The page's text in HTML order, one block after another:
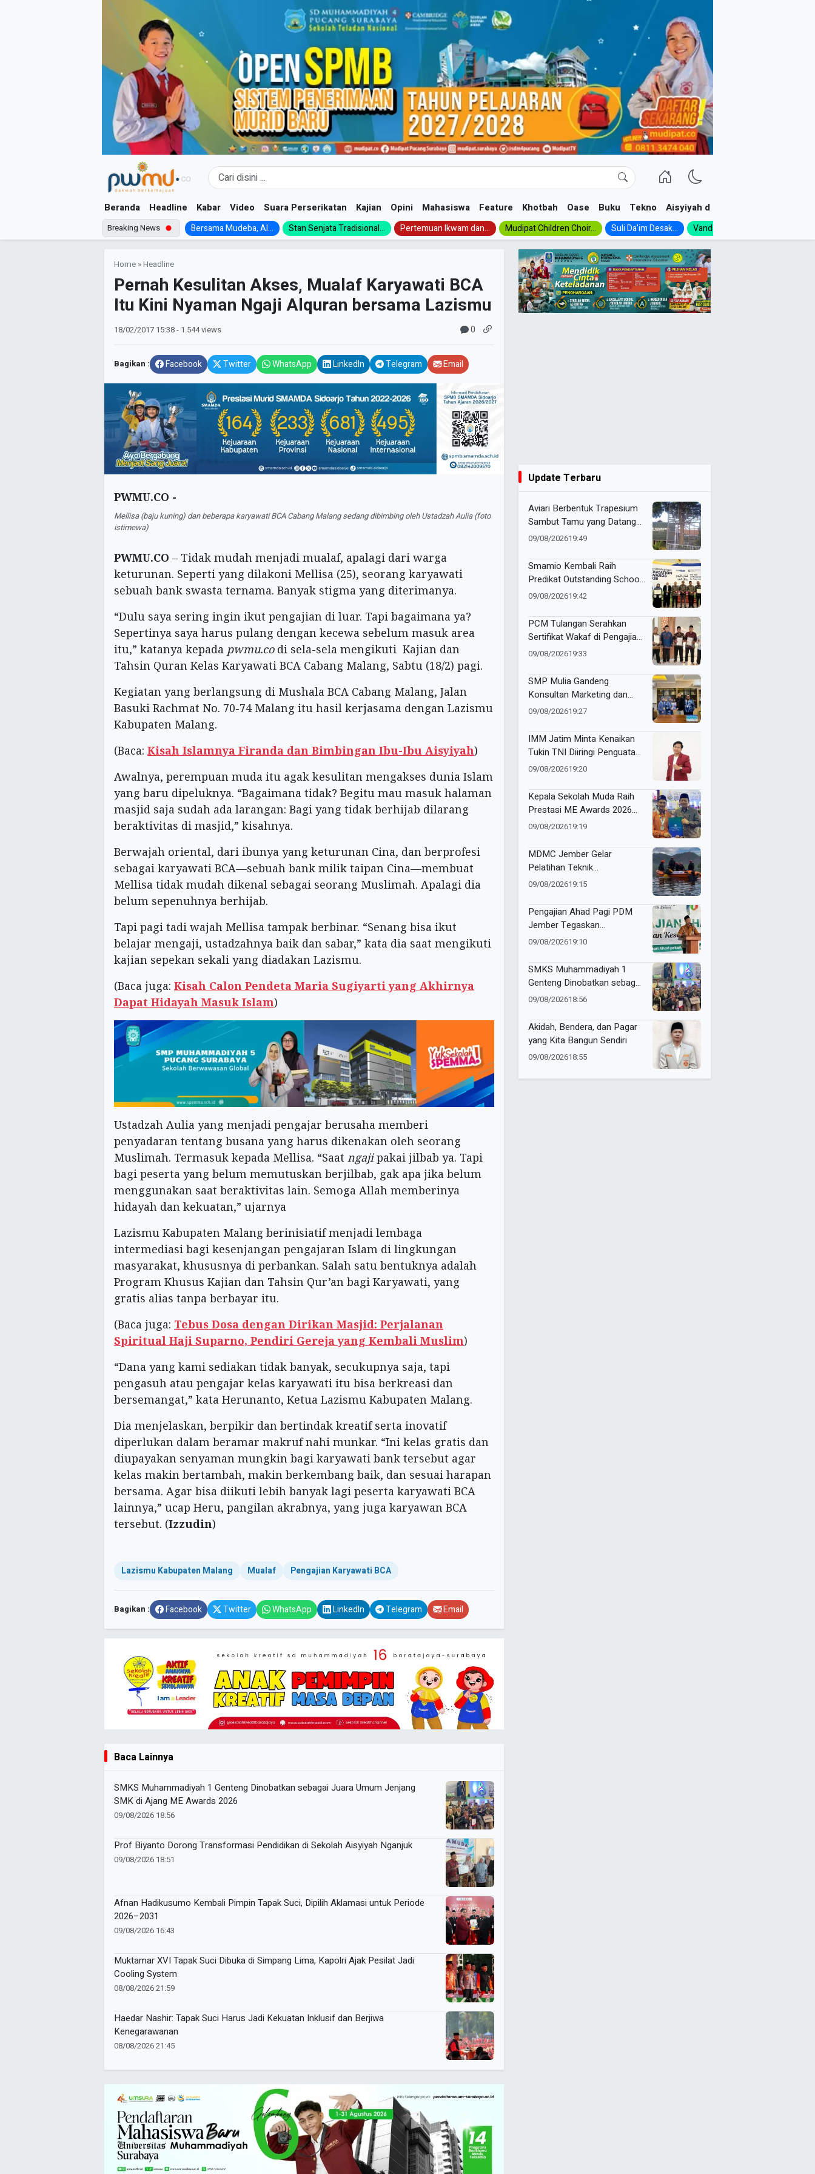
Beranda Headline Kabar Video Suara Perserikatan Kajian Opini Mahasiswa Feature Khotbah Oase Buku Tekno Aisyiyah dan NA
Breaking News Bersama Mudeba, Al... Stan Senjata Tradisional... Pertemuan Ikwam dan... Mudipat Children Choir... Suli Da’im Desak... Vanda, Siswa SMK...
Home »Headline
Pernah Kesulitan Akses, Mualaf Karyawati BCA
Itu Kini Nyaman Ngaji Alquran bersama Lazismu
18/02/2017 15:38- 1.544 views 0
Bagikan : Facebook Twitter WhatsApp LinkedIn Telegram Email
PWMU.CO -
Mellisa (baju kuning) dan beberapa karyawati BCA Cabang Malang sedang dibimbing oleh Ustadzah Aulia (foto
istimewa)
PWMU.CO – Tidak mudah menjadi mualaf, apalagi dari warga
keturunan. Seperti yang dilakoni Mellisa (25), seorang karyawati
sebuah bank swasta ternama. Banyak stigma yang diterimanya.
“Dulu saya sering ingin ikut pengajian di luar. Tapi bagaimana ya?
Sepertinya saya harus pulang dengan kecewa sebelum masuk area
itu,” katanya kepada pwmu.codi sela-sela mengikuti Kajian dan
Tahsin Quran Kelas Karyawati BCA Cabang Malang, Sabtu (18/2) pagi.
Kegiatan yang berlangsung di Mushala BCA Cabang Malang, Jalan
Basuki Rachmat No. 70-74 Malang itu hasil kerjasama dengan Lazismu
Kabupaten Malang.
(Baca: Kisah Islamnya Firanda dan Bimbingan Ibu-Ibu Aisyiyah)
Awalnya, perempuan muda itu agak kesulitan mengakses dunia Islam
yang baru dipeluknya. “Bagaimana tidak? Begitu mau masuk halaman
masjid saja sudah ada larangan: Bagi yang tidak berhijab dilarang
beraktivitas di masjid,” kisahnya.
Berwajah oriental, dari ibunya yang keturunan Cina, dan berprofesi
sebagai karyawati BCA—sebuah bank milik taipan Cina—membuat
Mellisa tidak mudah dikenal sebagai seorang Muslimah. Apalagi dia
belum sepenuhnya berhijab.
Tapi pagi tadi wajah Mellisa tampak berbinar. “Senang bisa ikut
belajar mengaji, ustadzahnya baik dan sabar,” kata dia saat mengikuti
kajian sepekan sekali yang diadakan Lazismu.
(Baca juga: Kisah Calon Pendeta Maria Sugiyarti yang Akhirnya
Dapat Hidayah Masuk Islam)
Ustadzah Aulia yang menjadi pengajar berusaha memberi
penyadaran tentang busana yang harus dikenakan oleh seorang
Muslimah. Termasuk kepada Mellisa. “Saat ngajipakai jilbab ya. Tapi
bagi peserta yang belum memutuskan berjilbab, gak apa jika belum
menggunakan saat beraktivitas lain. Semoga Allah memberinya
hidayah dan kekuatan,” ujarnya
Lazismu Kabupaten Malang berinisiatif menjadi lembaga
intermediasi bagi kesenjangan pengajaran Islam di lingkungan
masyarakat, khususnya di perbankan. Salah satu bentuknya adalah
Program Khusus Kajian dan Tahsin Qur’an bagi Karyawati, yang
gratis alias tanpa berbayar itu.
(Baca juga: Tebus Dosa dengan Dirikan Masjid: Perjalanan
Spiritual Haji Suparno, Pendiri Gereja yang Kembali Muslim)
“Dana yang kami sediakan tidak banyak, secukupnya saja, tapi
pengasuh atau pengajar kelas karyawati itu bisa berkreasi dan
bersemangat,” kata Herunanto, Ketua Lazismu Kabupaten Malang.
Dia menjelaskan, berpikir dan bertindak kreatif serta inovatif
diperlukan dalam beramar makruf nahi munkar. “Ini kelas gratis dan
diupayakan senyaman mungkin bagi karyawati bank tersebut agar
kelas makin bertambah, makin berkembang baik, dan sesuai harapan
bersama. Agar bisa diikuti lebih banyak lagi peserta karyawati BCA
lainnya,” ucap Heru, pangilan akrabnya, yang juga karyawan BCA
tersebut. (Izzudin)
Lazismu Kabupaten Malang Mualaf Pengajian Karyawati BCA
Bagikan : Facebook Twitter WhatsApp LinkedIn Telegram Email
Baca Lainnya
SMKS Muhammadiyah 1 Genteng Dinobatkan sebagai Juara Umum Jenjang
SMK di Ajang ME Awards 2026
09/08/2026 18:56
Prof Biyanto Dorong Transformasi Pendidikan di Sekolah Aisyiyah Nganjuk
09/08/2026 18:51
Afnan Hadikusumo Kembali Pimpin Tapak Suci, Dipilih Aklamasi untuk Periode
2026–2031
09/08/2026 16:43
Muktamar XVI Tapak Suci Dibuka di Simpang Lima, Kapolri Ajak Pesilat Jadi
Cooling System
08/08/2026 21:59
Haedar Nashir: Tapak Suci Harus Jadi Kekuatan Inklusif dan Berjiwa
Kenegarawanan
08/08/2026 21:45
Update Terbaru
Aviari Berbentuk Trapesium
Sambut Tamu yang Datang
ke SD Almadany
09/08/202619:49
Smamio Kembali Raih
Predikat Outstanding School
dalam ME Awards 2026
09/08/202619:42
PCM Tulangan Serahkan
Sertifikat Wakaf di Pengajian
Ahad Pagi
09/08/202619:33
SMP Mulia Gandeng
Konsultan Marketing dan
Branding, Strategi Baru
09/08/202619:27
IMM Jatim Minta Kenaikan
Tukin TNI Diiringi Penguatan
Kesejahteraan Guru
09/08/202619:20
Kepala Sekolah Muda Raih
Prestasi ME Awards 2026
dan Borong 6 Medali
09/08/202619:19
MDMC Jember Gelar
Pelatihan Teknik
Penyelamatan di Air Perkuat
Muhammadiyah
09/08/202619:15
Pengajian Ahad Pagi PDM
Jember Tegaskan
Pentingnya Keunggulan
Kemandirian Ekonomi
09/08/202619:10
SMKS Muhammadiyah 1
Genteng Dinobatkan sebagai
Juara Umum Jenjang SMK di
09/08/202618:56
Akidah, Bendera, dan Pagar
yang Kita Bangun Sendiri
09/08/202618:55